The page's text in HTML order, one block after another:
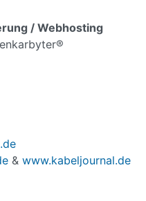
/ Webhosting
& www.kabeljournal.de